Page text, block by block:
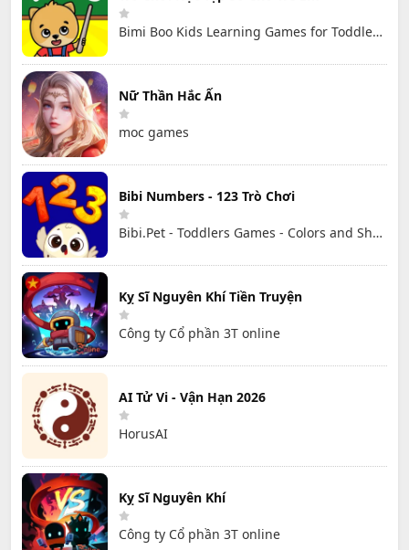
Bimi Boo Kids Learning Games for Toddlers FZ-LLC
Nữ Thần Hắc Ấn
moc games
Bibi Numbers - 123 Trò Chơi
Bibi.Pet - Toddlers Games - Colors and Shapes
Kỵ Sĩ Nguyên Khí Tiền Truyện
Công ty Cổ phần 3T online
AI Tử Vi - Vận Hạn 2026
HorusAI
Kỵ Sĩ Nguyên Khí
Công ty Cổ phần 3T online